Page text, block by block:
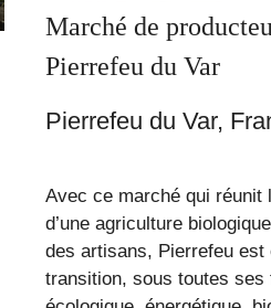
Marché de
Pierrefeu du Var
Pierrefeu du Var,
Avec ce marché qui réunit
d’une agriculture
des artisans, Pierrefeu
transition, sous toutes ses